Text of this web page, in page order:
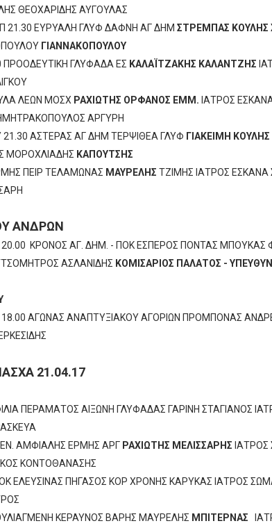
ΘΕΟΧΑΡΙΔΗΣ ΑΥΓΟΥΛΑΣ
21.30 ΕΥΡΥΑΛΗ ΓΛΥΦ ΔΑΦΝΗ ΑΓ ΔΗΜ ΣΤΡΕΜΠΑΣ ΚΟΥΛΗΣ
ΓΙΑΝΝΑΚΟΠΟΥΛΟΥ
ΓΛΥΦΑΔΑ ΕΣ ΚΑΛΑΪΤΖΑΚΗΣ ΚΑΛΑΝΤΖΗΣ
ΛΕΩΝ ΜΟΣΧ ΡΑΧΙΩΤΗΣ ΟΡΦΑΝΟΣ ΕΜΜ. ΙΑΤΡΟΣ
ΑΡΓΥΡΗ
21.30 ΑΣΤΕΡΑΣ ΑΓ ΔΗΜ ΤΕΡΨΙΘΕΑ ΓΛΥΦ ΓΙΑΚΕΙΜΗ
ΜΟΡΟΧΛΙΑΔΗΣ ΚΑΠΟΥΤΣΗΣ
ΠΕΙΡ ΤΕΛΑΜΩΝΑΣ ΜΑΥΡΕΛΗΣ ΤΖΙΜΗΣ ΙΑΤΡΟΣ
ΑΝΔΡΩΝ
20.00 ΚΡΟΝΟΣ ΑΓ. ΔΗΜ. - ΠΟΚ ΕΣΠΕΡΟΣ ΠΟΝΤΑΣ ΜΠΟΥΚΑΣ
ΑΣΛΑΝΙΔΗΣ ΚΟΜΙΣΑΡΙΟΣ ΠΑΛΑΤΟΣ -
18.00 ΑΓΩΝΑΣ ΑΝΑΠΤΥΞΙΑΚΟΥ ΑΓΟΡΙΩΝ ΠΡΟΜΠΟΝΑΣ
21.04.17
ΠΕΡΑΜΑΤΟΣ ΑΙΞΩΝΗ ΓΛΥΦΑΔΑΣ ΓΑΡΙΝΗ ΣΤΑΓΙΑΝΟΣ
ΕΝ. ΑΜΦΙΑΛΗΣ ΕΡΜΗΣ ΑΡΓ ΡΑΧΙΩΤΗΣ ΜΕΛΙΣΣΑΡΗΣ
ΚΟΝΤΟΘΑΝΑΣΗΣ
ΟΚ ΕΛΕΥΣΙΝΑΣ ΠΗΓΑΣΟΣ ΚΟΡ ΧΡΟΝΗΣ ΚΑΡΥΚΑΣ ΙΑΤΡΟΣ
ΚΕΡΑΥΝΟΣ ΒΑΡΗΣ ΜΑΥΡΕΛΗΣ ΜΠΙΤΕΡΝΑΣ